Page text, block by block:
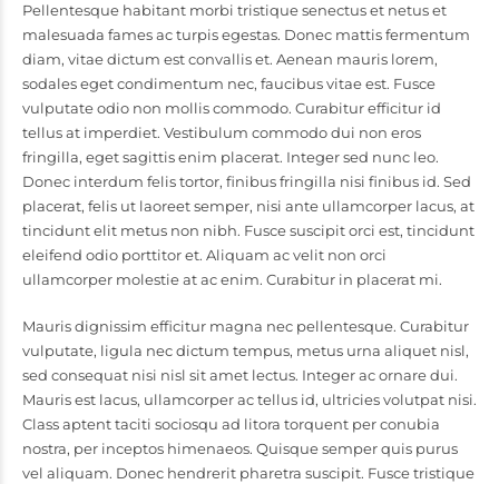
Pellentesque habitant morbi tristique senectus et netus et
malesuada fames ac turpis egestas. Donec mattis fermentum
diam, vitae dictum est convallis et. Aenean mauris lorem,
sodales eget condimentum nec, faucibus vitae est. Fusce
vulputate odio non mollis commodo. Curabitur efficitur id
tellus at imperdiet. Vestibulum commodo dui non eros
fringilla, eget sagittis enim placerat. Integer sed nunc leo.
Donec interdum felis tortor, finibus fringilla nisi finibus id. Sed
placerat, felis ut laoreet semper, nisi ante ullamcorper lacus, at
tincidunt elit metus non nibh. Fusce suscipit orci est, tincidunt
eleifend odio porttitor et. Aliquam ac velit non orci
ullamcorper molestie at ac enim. Curabitur in placerat mi.
Mauris dignissim efficitur magna nec pellentesque. Curabitur
vulputate, ligula nec dictum tempus, metus urna aliquet nisl,
sed consequat nisi nisl sit amet lectus. Integer ac ornare dui.
Mauris est lacus, ullamcorper ac tellus id, ultricies volutpat nisi.
Class aptent taciti sociosqu ad litora torquent per conubia
nostra, per inceptos himenaeos. Quisque semper quis purus
vel aliquam. Donec hendrerit pharetra suscipit. Fusce tristique